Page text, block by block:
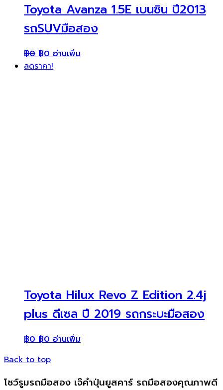
Toyota Avanza 1.5E เบนซิน ปี2013
รถSUVมือสอง
฿0 ฿0 อ่านเพิ่ม
ลดราคา!
Toyota Hilux Revo Z Edition 2.4j
plus ดีเซล ปี 2019 รถกระบะมือสอง
฿0 ฿0 อ่านเพิ่ม
Back to top
โชว์รูมรถมือสอง เจ๊คำปุ่นยูสคาร์ รถมือสองคุณภาพดี